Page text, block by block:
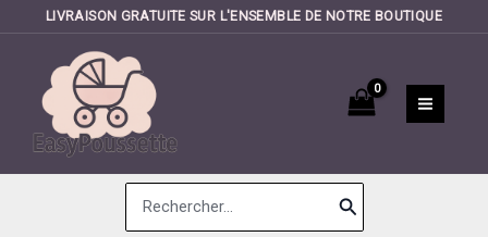
LIVRAISON GRATUITE SUR L'ENSEMBLE DE NOTRE BOUTIQUE
contenu
Search